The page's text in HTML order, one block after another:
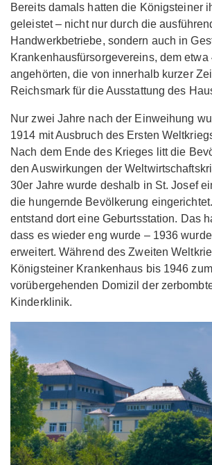
Bereits damals hatten die Königsteiner
geleistet – nicht nur durch die
Handwerkbetriebe, sondern auch in
Krankenhausfürsorgevereins, dem etwa
angehörten, die von innerhalb kurzer
Reichsmark für die Ausstattung des
Nur zwei Jahre nach der Einweihung
1914 mit Ausbruch des Ersten
Nach dem Ende des Krieges litt die
den Auswirkungen der
30er Jahre wurde deshalb in St. Josef
die hungernde Bevölkerung
entstand dort eine Geburtsstation. Das
dass es wieder eng wurde – 1936
erweitert. Während des Zweiten
Königsteiner Krankenhaus bis 1946 zum
vorübergehenden Domizil der
Kinderklinik.